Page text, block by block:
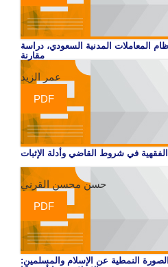
المعاملات المدنية السعودي، دراسة
مقارنة
عمر الزيد
PDF
الفقهية في شروط القاضي وأدلة الإثبات
حسن محسن القرني
PDF
النمطية عن الإسلام والمسلمين: